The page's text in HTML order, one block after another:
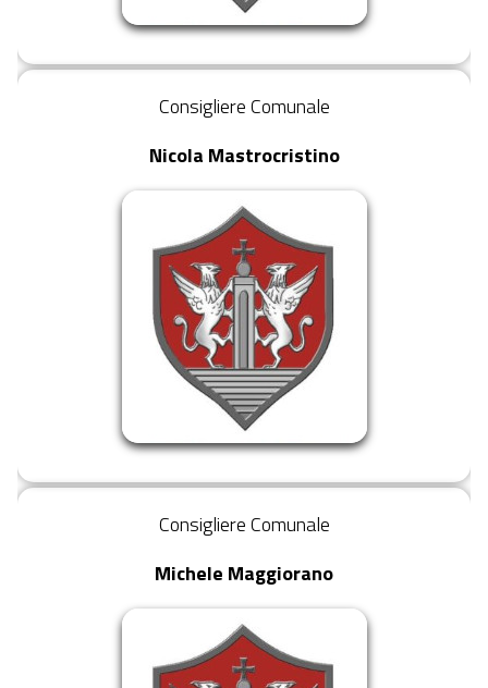
Consigliere Comunale
Nicola Mastrocristino
Consigliere Comunale
Michele Maggiorano